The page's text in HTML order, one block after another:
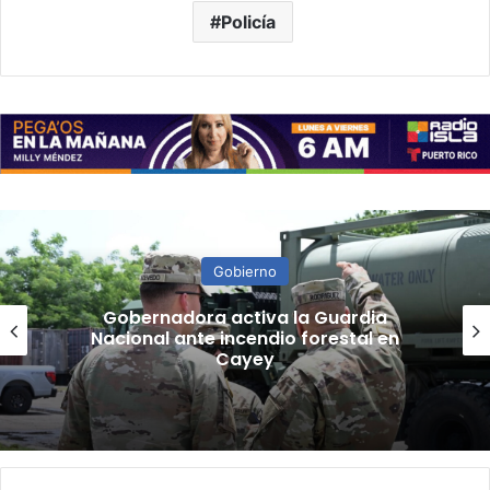
Policía
Gobierno
“Camisa hecha a la medida”:
Planificador cuestiona aprobación
de consulta de ubicación de Esencia